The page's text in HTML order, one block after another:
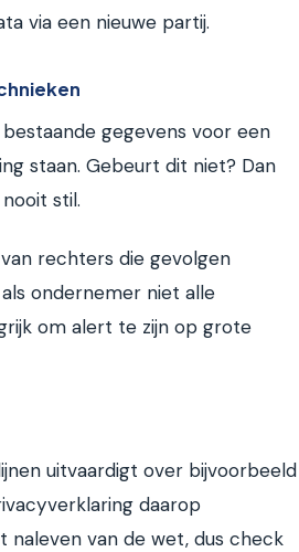
via een nieuwe partij.
gegevens voor een
staan. Gebeurt dit niet? Dan
stil.
rechters die gevolgen
ondernemer niet alle
om alert te zijn op grote
uitvaardigt over bijvoorbeeld
daarop
naleven van de wet, dus check